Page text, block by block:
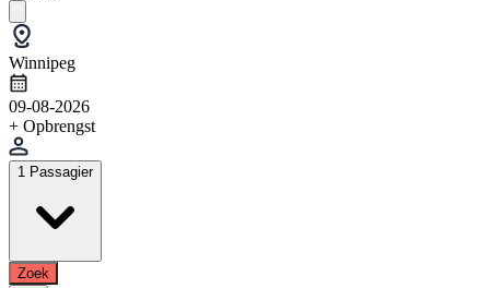
Winnipeg
09-08-2026
+ Opbrengst
1 Passagier
Zoek